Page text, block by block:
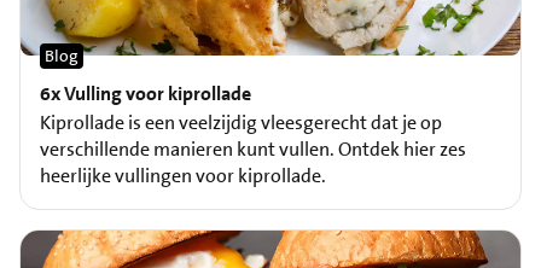
6x Vulling voor kiprollade
Blog
Kiprollade is een veelzijdig vleesgerecht dat je op
verschillende manieren kunt vullen. Ontdek hier zes
heerlijke vullingen voor kiprollade.